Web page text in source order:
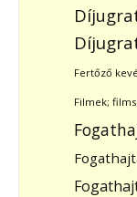
Fertőző
Filmek;